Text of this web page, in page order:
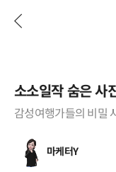
소소일작 숨은 사
감성여행가들의 비밀
마케터Y